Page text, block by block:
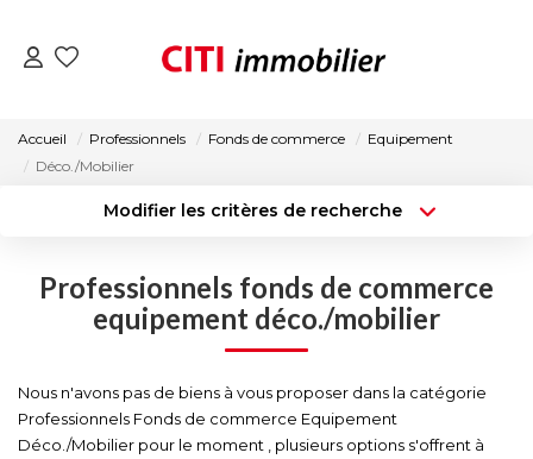
NOS AGENCES
ACTUALITÉS
Accueil Professionnels Fonds de commerce
Equipement
Déco./Mobilier
Modifier les critères de recherche
Type de bien
Surface min
Créer une alerte
Professionnels fonds de commerce
equipement déco./mobilier
Nous n'avons pas de biens à vous proposer dans la catégorie
Professionnels Fonds de commerce Equipement
Déco./Mobilier pour le moment , plusieurs options s'offrent à